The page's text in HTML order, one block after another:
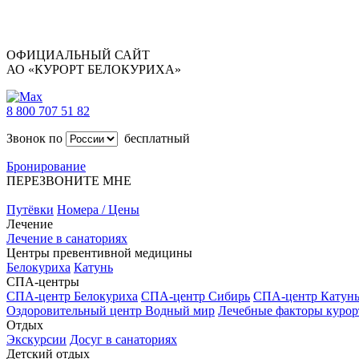
ОФИЦИАЛЬНЫЙ САЙТ
АО «КУРОРТ БЕЛОКУРИХА»
8 800 707 51 82
Звонок по
бесплатный
Бронирование
ПЕРЕЗВОНИТЕ МНЕ
Путёвки Номера / Цены
Лечение
Лечение в санаториях
Центры превентивной медицины
Белокуриха Катунь
СПА-центры
СПА-центр Белокуриха СПА-центр Сибирь СПА-центр Катунь
Оздоровительный центр Водный мир Лечебные факторы
Отдых
Экскурсии Досуг в санаториях
Детский отдых